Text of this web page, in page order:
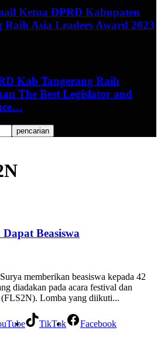
Ketua DPRD Kabupaten
Raih Asia Leaders Award 2023
Kab Tangerang Raih
The Best Legislator and
Beasiswa
memberikan beasiswa kepada 42
diadakan pada acara festival dan
(FLS2N). Lomba yang diikuti...
TikTok Facebook